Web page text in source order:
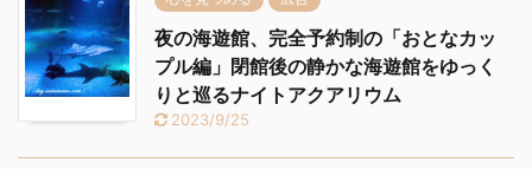
夜の海遊館、完全予約制の「おとなカッ
プル編」閉館後の静かな海遊館をゆっく
りと巡るナイトアクアリウム
2023/9/25